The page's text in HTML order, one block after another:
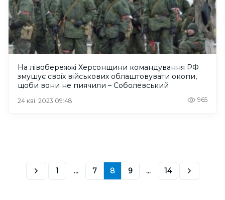
На лівобережжі Херсонщини командування РФ
змушує своїх військових облаштовувати окопи,
щоби вони не пиячили – Соболевський
24 кві. 2023 09:48 965
1 ... 7 8 9 ... 14